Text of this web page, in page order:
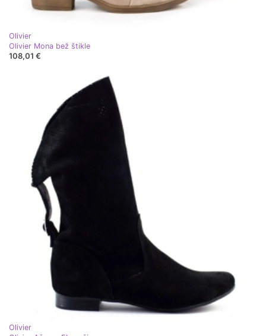
Olivier
Olivier Mona bež štikle
108,01 €
Olivier